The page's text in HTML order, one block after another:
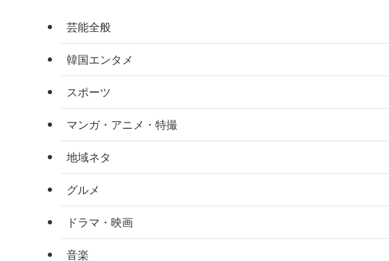
芸能全般
韓国エンタメ
スポーツ
マンガ・アニメ・特撮
地域ネタ
グルメ
ドラマ・映画
音楽